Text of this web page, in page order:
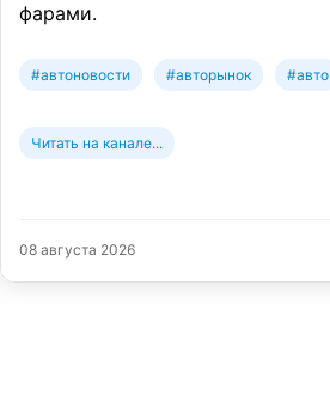
фарами.
#автоновости #авторынок #авто
Читать на канале...
08 августа 2026